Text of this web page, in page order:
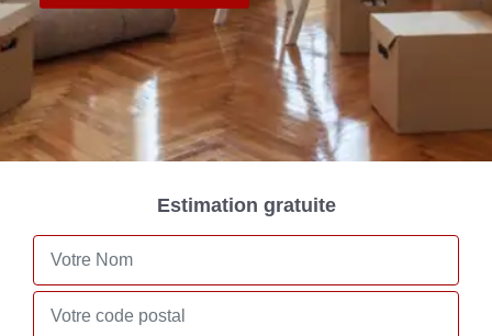
Estimation gratuite